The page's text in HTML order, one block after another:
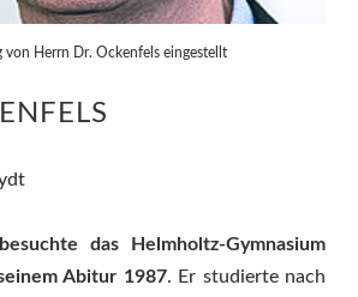
von Herrn Dr. Ockenfels eingestellt
besuchte das Helmholtz-Gymnasium
Abitur 1987. Er studierte nach